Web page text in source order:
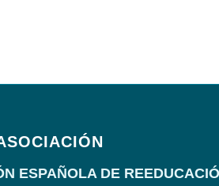
ESPAÑOLA DE